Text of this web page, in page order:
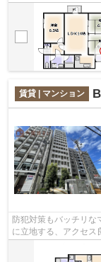
は暖かく、エアコン付
賃貸 | マンション
防犯対策もバッチリな
に立地する、アクセス
駅利用可能な物件はい